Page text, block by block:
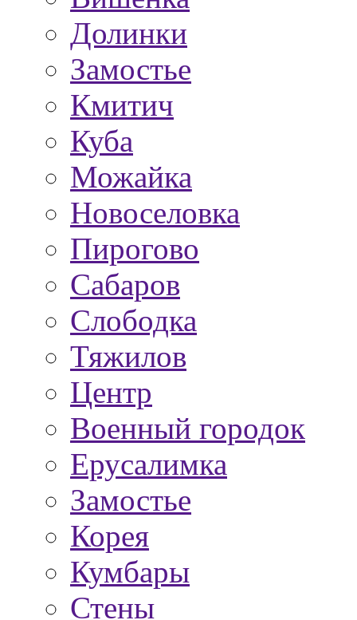
Долинки
Замостье
Кмитич
Куба
Можайка
Новоселовка
Пирогово
Сабаров
Слободка
Тяжилов
Центр
Военный городок
Ерусалимка
Замостье
Корея
Кумбары
Стены